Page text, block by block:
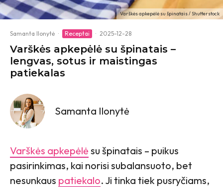
Varškės apkepėlė su špinatais / Shutterstock
Samanta Ilonytė · Receptai · 2025-12-28
Varškės apkepėlė su špinatais –
lengvas, sotus ir maistingas
patiekalas
Samanta Ilonytė
Varškės apkepėlė su špinatais – puikus
pasirinkimas, kai norisi subalansuoto, bet
nesunkaus patiekalo. Ji tinka tiek pusryčiams,